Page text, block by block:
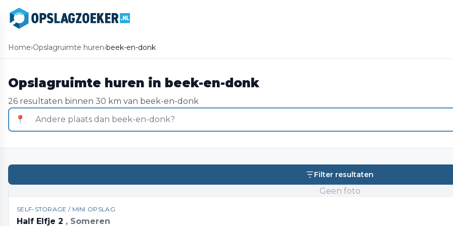
Home›Opslagruimte huren›beek-en-donk
Opslagruimte huren in beek-en-donk
26 resultaten binnen 30 km van beek-en-donk
📍
Filter resultaten
Geen foto
SELF-STORAGE / MINI OPSLAG
Half Elfje 2 , Someren